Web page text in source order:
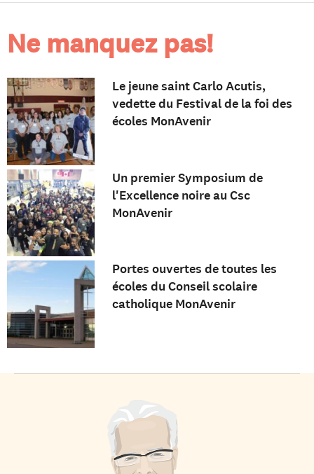
Ne manquez pas!
Le jeune saint Carlo Acutis,
vedette du Festival de la foi des
écoles MonAvenir
Un premier Symposium de
l'Excellence noire au Csc
MonAvenir
Portes ouvertes de toutes les
écoles du Conseil scolaire
catholique MonAvenir